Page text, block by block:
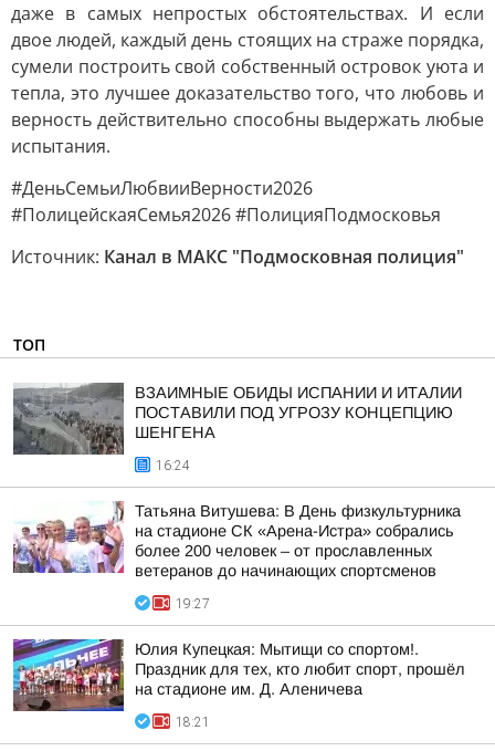
даже в самых непростых обстоятельствах. И если
двое людей, каждый день стоящих на страже порядка,
сумели построить свой собственный островок уюта и
тепла, это лучшее доказательство того, что любовь и
верность действительно способны выдержать любые
испытания.
#ДеньСемьиЛюбвииВерности2026
#ПолицейскаяСемья2026 #ПолицияПодмосковья
Источник: Канал в МАКС "Подмосковная полиция"
ТОП
ВЗАИМНЫЕ ОБИДЫ ИСПАНИИ И ИТАЛИИ
ПОСТАВИЛИ ПОД УГРОЗУ КОНЦЕПЦИЮ
ШЕНГЕНА
16:24
Татьяна Витушева: В День физкультурника
на стадионе СК «Арена-Истра» собрались
более 200 человек – от прославленных
ветеранов до начинающих спортсменов
19:27
Юлия Купецкая: Мытищи со спортом!.
Праздник для тех, кто любит спорт, прошёл
на стадионе им. Д. Аленичева
18:21